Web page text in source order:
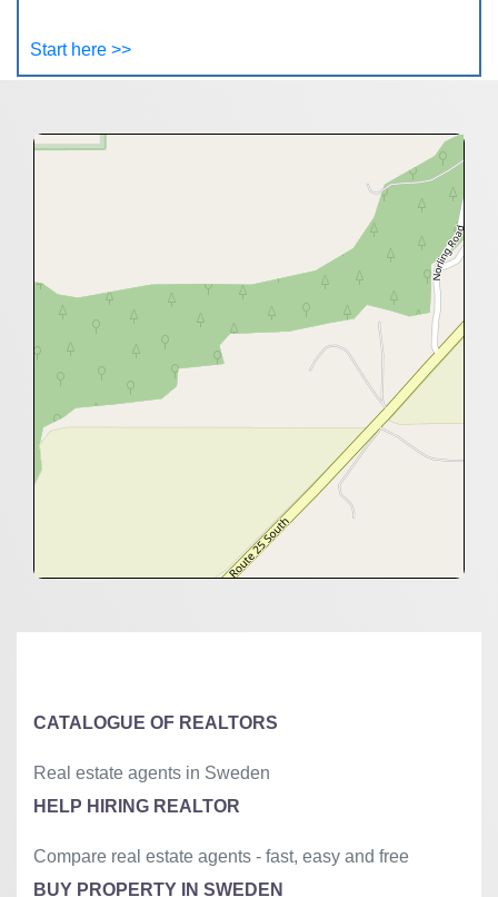
Start here >>
CATALOGUE OF REALTORS
Real estate agents in Sweden
HELP HIRING REALTOR
Compare real estate agents - fast, easy and free
BUY PROPERTY IN SWEDEN